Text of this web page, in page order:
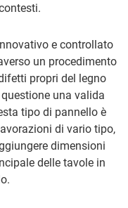
e controllato
un procedimento
propri del legno
una valida
tipo di pannello è
di vario tipo,
dimensioni
delle tavole in